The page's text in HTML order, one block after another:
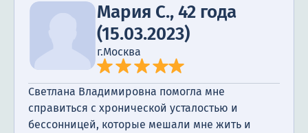
Мария С., 42 года
(15.03.2023)
г.Москва
Светлана Владимировна помогла мне
справиться с хронической усталостью и
бессонницей, которые мешали мне жить и